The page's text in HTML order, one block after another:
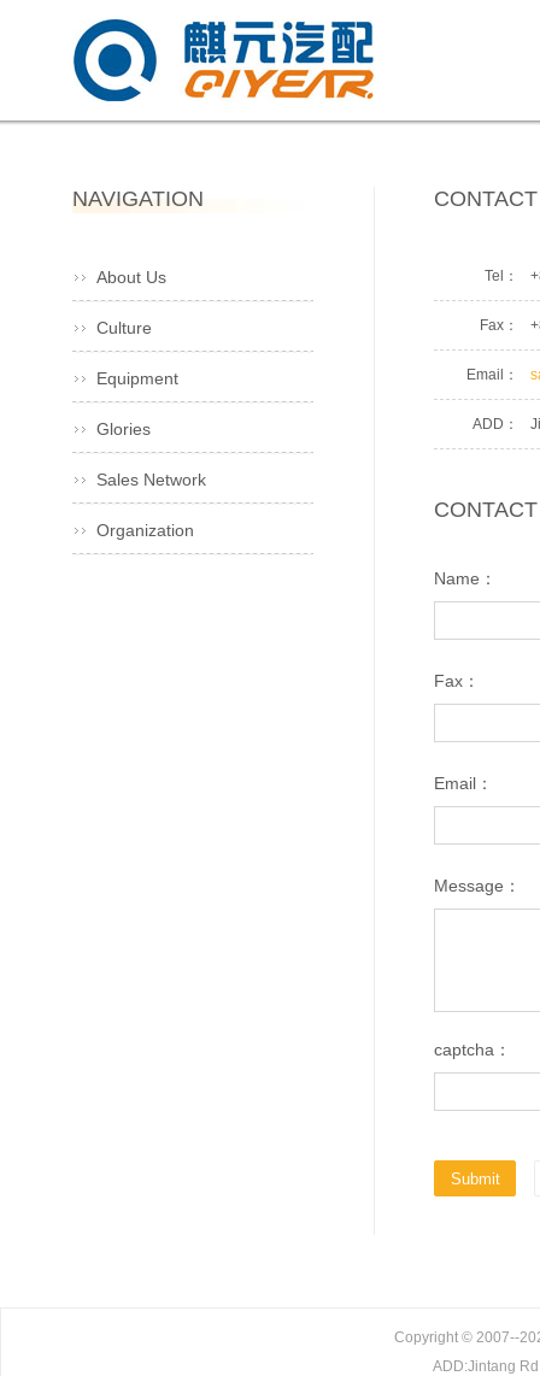
CONTACT
Tel：
Fax：
Email：
ADD：
Name：
Fax：
Email：
Message：
captcha：
NAVIGATION
About Us
Culture
Equipment
Glories
Sales Network
Organization
Copyright © 2007--
ADD:Jintang